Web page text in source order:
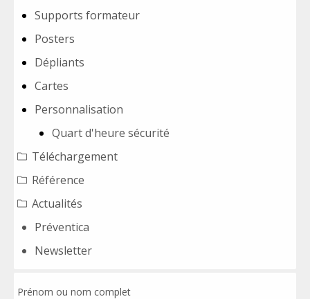
Supports formateur
Posters
Dépliants
Cartes
Personnalisation
Quart d'heure sécurité
Téléchargement
Référence
Actualités
Préventica
Newsletter
Prénom ou nom complet